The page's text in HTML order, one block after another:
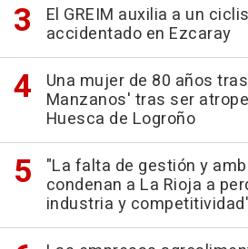
El GREIM auxilia a un
accidentado en Ezcaray
Una mujer de 80 años
Manzanos' tras ser
Huesca de Logroño
"La falta de gestión y
condenan a La Rioja a
industria y